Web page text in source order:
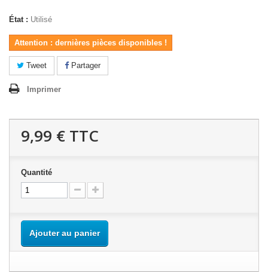
État : Utilisé
Attention : dernières pièces disponibles !
Tweet Partager
Imprimer
9,99 € TTC
Quantité
Ajouter au panier